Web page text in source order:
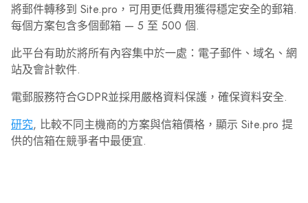
將郵件轉移到 Site.pro，可用更低費用獲得穩定安全的郵箱.
每個方案包含多個郵箱 — 5 至 500 個.
此平台有助於將所有內容集中於一處：電子郵件、域名、網
站及會計軟件.
電郵服務符合GDPR並採用嚴格資料保護，確保資料安全.
研究, 比較不同主機商的方案與信箱價格，顯示 Site.pro 提
供的信箱在競爭者中最便宜.